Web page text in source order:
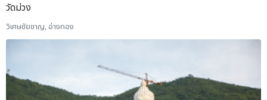
วัดม่วง
วิเศษชัยชาญ, อ่างทอง